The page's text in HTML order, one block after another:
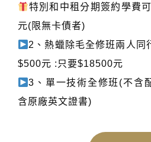
特別和中租分期簽約學費
元(限無卡債者)
2、熱蠟除毛全修班兩人同
$500元 :只要$18500元
3、單一技術全修班(不含
含原廠英文證書)